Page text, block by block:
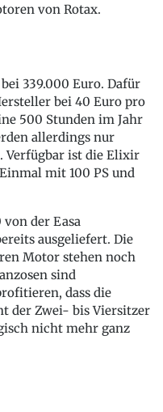
von Rotax.
339.000 Euro. Dafür
bei 40 Euro pro
500 Stunden im Jahr
allerdings nur
Verfügbar ist die Elixir
mit 100 PS und
von der Easa
ausgeliefert. Die
Motor stehen noch
sind
dass die
der Zwei- bis Viersitzer
nicht mehr ganz